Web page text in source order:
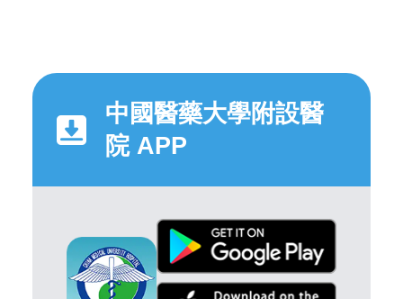
中國醫藥大學附設醫
院 APP